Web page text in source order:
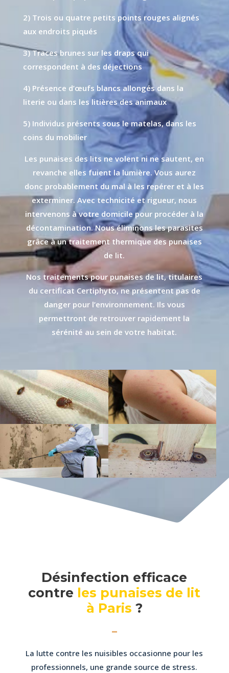
2) Trois ou quatre petits points rouges alignés
aux endroits piqués
3) Traces brunes sur les draps qui
correspondent à des déjections
4) Présence d’œufs blancs allongés dans la
literie ou dans les litières des animaux
5) Individus présents sous le matelas, dans les
coins du mobilier
Les punaises des lits ne volent ni ne sautent, en
revanche elles fuient la lumière. Vous aurez
donc probablement du mal à les repérer et à les
exterminer. Avec technicité et rigueur, nous
intervenons à votre domicile pour procéder à la
décontamination. Nous éliminons les parasites
grâce à un traitement thermique des punaises
de lit.
Nos traitements pour punaises de lit, titulaires
du certificat Certiphyto, ne présentent pas de
danger pour l’environnement. Ils vous
permettront de retrouver rapidement la
sérénité au sein de votre habitat.
Désinfection efficace
contre les punaises de lit
à Paris ?
La lutte contre les nuisibles occasionne pour les
professionnels, une grande source de stress.